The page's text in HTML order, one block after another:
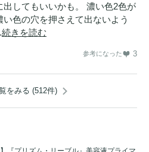
してもいいかも。 濃い色2色が
色の穴を押さえて出ないよう
続きを読む
参考になった 3
をみる (512件)